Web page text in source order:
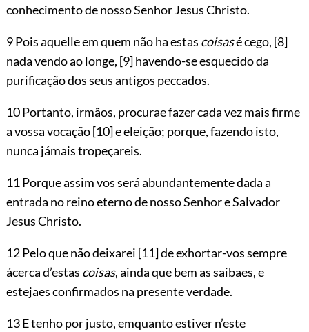
conhecimento de nosso Senhor Jesus Christo.
9 Pois aquelle em quem não ha estas coisasé cego, [8]
nada vendo ao longe, [9]havendo-se esquecido da
purificação dos seus antigos peccados.
10 Portanto, irmãos, procurae fazer cada vez mais firme
a vossa vocação[10]e eleição; porque, fazendo isto,
nunca jámais tropeçareis.
11 Porque assim vos será abundantemente dada a
entrada no reino eterno de nosso Senhor e Salvador
Jesus Christo.
12 Pelo que não deixarei [11]de exhortar-vos sempre
ácerca d’estas coisas, ainda que bem as saibaes, e
estejaes confirmados na presente verdade.
13 E tenho por justo, emquanto estiver n’este